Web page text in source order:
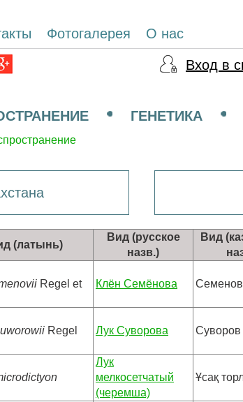
Фотогалерея О нас
Вход в
ГЕНЕТИКА
(латынь)
Вид (русское
назв.)
Вид
Regel et Клён Семёнова Семенов
Regel Лук Суворова
Лук
мелкосетчатый
(черемша)
Ұсақ